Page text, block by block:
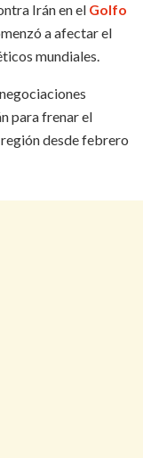
Irán en el Golfo
a afectar el
mundiales.
para frenar el
desde febrero